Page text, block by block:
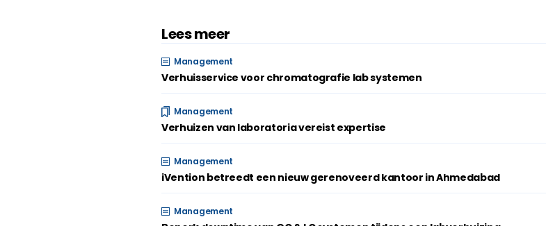
Lees meer
Management
Verhuisservice voor chromatografie lab systemen
Management
Verhuizen van laboratoria vereist expertise
Management
iVention betreedt een nieuw gerenoveerd kantoor in Ahmedabad
Management